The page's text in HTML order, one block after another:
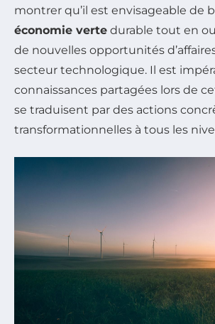
montrer qu’il est envisageable de
économie verte durable tout en
de nouvelles opportunités
secteur technologique. Il est
connaissances partagées lors de
se traduisent par des actions
transformationnelles à tous les